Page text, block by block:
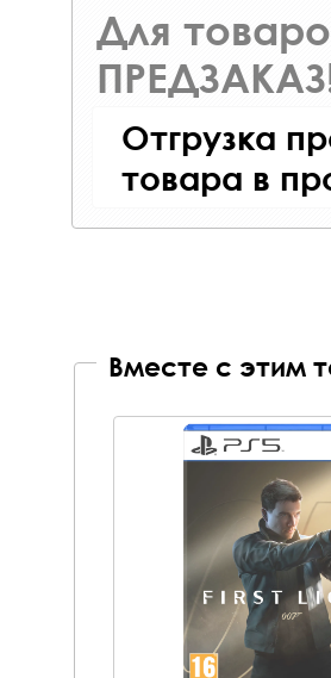
Для
Отгрузка
товара в
Вместе с этим